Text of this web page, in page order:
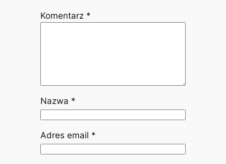
Komentarz *
Nazwa *
Adres email *